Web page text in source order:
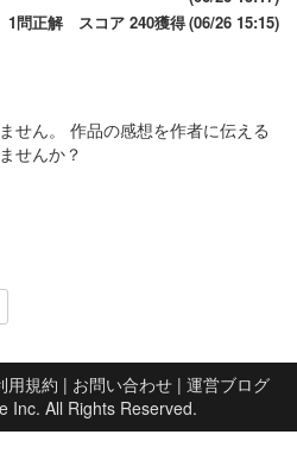
問正解 スコア 240獲得(06/26 15:15)
せん。 作品の感想を作者に伝える
せんか？
用規約 | お問い合わせ| 運営ブログ
Inc. All Rights Reserved.